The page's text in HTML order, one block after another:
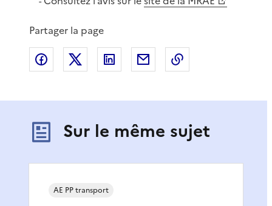
Partager la page
Partager sur Facebook
Partager sur XPartager sur LinkedIn
Partager par email
Sur le même sujet
AE PP transport